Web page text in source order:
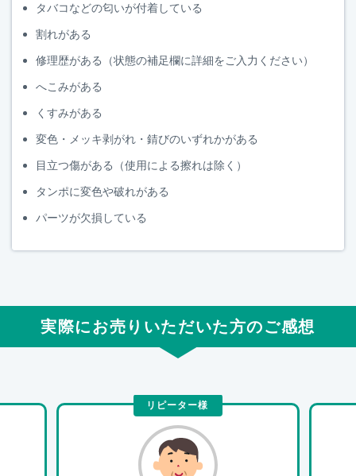
タバコなどの匂いが付着している
割れがある
修理歴がある（状態の補足欄に詳細をご入力ください）
へこみがある
くすみがある
変色・メッキ剥がれ・錆びのいずれかがある
目立つ傷がある（使用による擦れは除く）
タンポに変色や破れがある
パーツが欠損している
実際にお売りいただいた方のご感想
リピーター様